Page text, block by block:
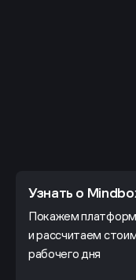
Узнать о
Покажем
и рассчитаем
рабочего дня